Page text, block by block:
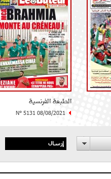
الطبعة الفرنسية
N° 5131 08/08/2021
إرسال